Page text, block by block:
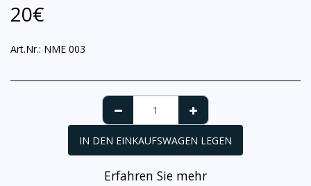
20€
Art.Nr.: NME 003
IN DEN EINKAUFSWAGEN LEGEN
Erfahren Sie mehr